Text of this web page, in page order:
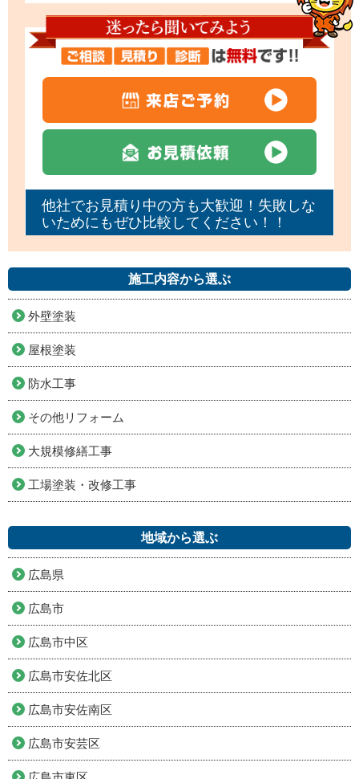
他社でお見積り中の方も大歓迎！失敗しな
いためにもぜひ比較してください！！
施工内容から選ぶ
外壁塗装
屋根塗装
防水工事
その他リフォーム
大規模修繕工事
工場塗装・改修工事
地域から選ぶ
広島県
広島市
広島市中区
広島市安佐北区
広島市安佐南区
広島市安芸区